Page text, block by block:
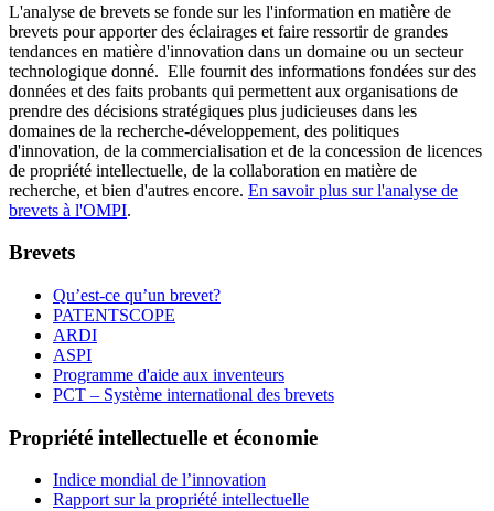
L'analyse de brevets se fonde sur les l'information en matière de
brevets pour apporter des éclairages et faire ressortir de grandes
tendances en matière d'innovation dans un domaine ou un secteur
technologique donné. Elle fournit des informations fondées sur des
données et des faits probants qui permettent aux organisations de
prendre des décisions stratégiques plus judicieuses dans les
domaines de la recherche-développement, des politiques
d'innovation, de la commercialisation et de la concession de licences
de propriété intellectuelle, de la collaboration en matière de
recherche, et bien d'autres encore. En savoir plus sur l'analyse de
brevets à l'OMPI.
Brevets
Qu’est-ce qu’un brevet?
PATENTSCOPE
ARDI
ASPI
Programme d'aide aux inventeurs
PCT – Système international des brevets
Propriété intellectuelle et économie
Indice mondial de l’innovation
Rapport sur la propriété intellectuelle